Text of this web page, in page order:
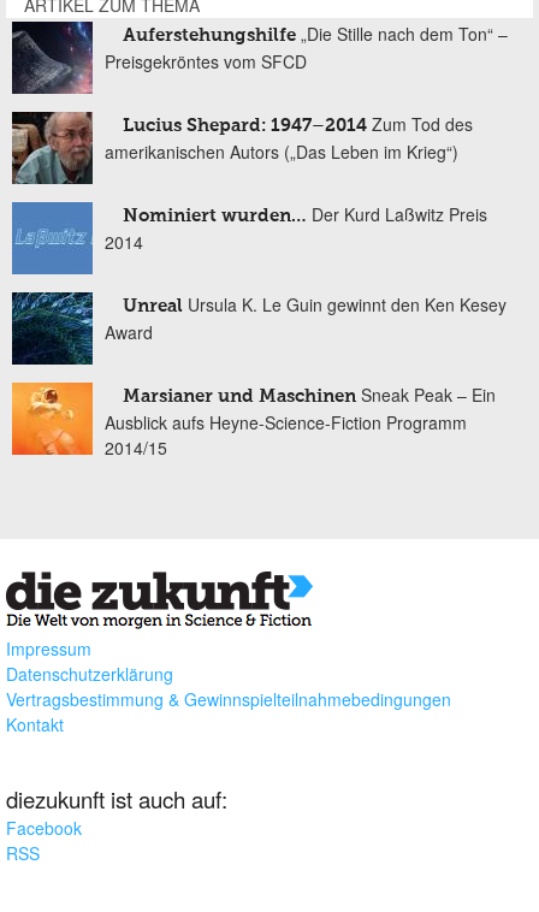
ARTIKEL ZUM THEMA
Auferstehungshilfe „Die Stille nach dem Ton“ –
Preisgekröntes vom SFCD
Lucius Shepard: 1947–2014 Zum Tod des
amerikanischen Autors („Das Leben im Krieg“)
Nominiert wurden… Der Kurd Laßwitz Preis
2014
Unreal Ursula K. Le Guin gewinnt den Ken Kesey
Award
Marsianer und Maschinen Sneak Peak – Ein
Ausblick aufs Heyne-Science-Fiction Programm
2014/15
Impressum
Datenschutzerklärung
Vertragsbestimmung & Gewinnspielteilnahmebedingungen
Kontakt
diezukunft ist auch auf:
Facebook
RSS